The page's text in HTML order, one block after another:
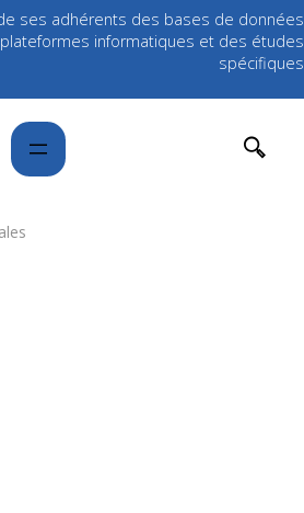
ses adhérents des bases de données
informatiques et des études
spécifiques